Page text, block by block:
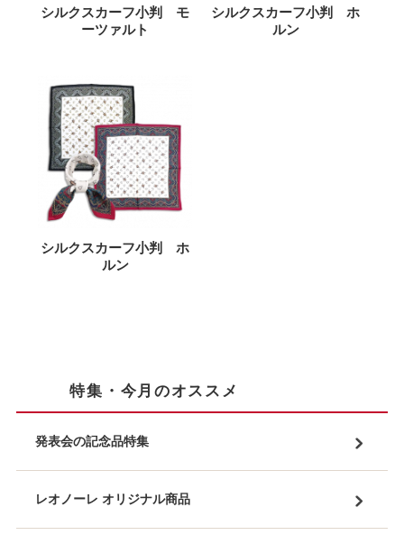
シルクスカーフ小判 モ
ーツァルト
シルクスカーフ小判 ホ
ルン
シルクスカーフ小判 ホ
ルン
特集・今月のオススメ
発表会の記念品特集
レオノーレ オリジナル商品